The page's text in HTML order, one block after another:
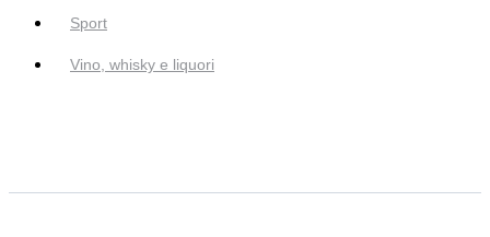
Sport
Vino, whisky e liquori